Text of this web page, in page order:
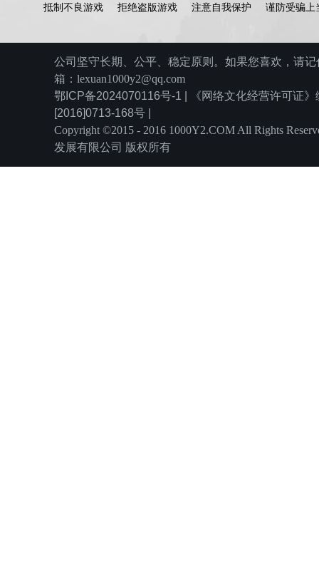
抵制不良游戏 拒绝盗版游戏 注意自我保护 谨防受骗上
公司坚守长期、公平、稳定原则。如果您喜欢，请
箱：lexuan1000y2@qq.com
鄂ICP备2024070116号-1 | 《网络文化经营许可证》
[2016]0713-168号 |
Copyright ©2015 - 2016 1000Y2.COM All Rights
发展有限公司 版权所有